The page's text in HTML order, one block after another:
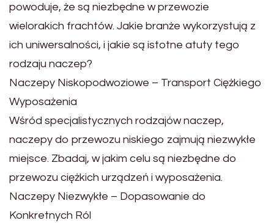
powoduje, że są niezbędne w przewozie
wielorakich frachtów. Jakie branże wykorzystują z
ich uniwersalności, i jakie są istotne atuty tego
rodzaju naczep?
Naczepy Niskopodwoziowe – Transport Ciężkiego
Wyposażenia
Wśród specjalistycznych rodzajów naczep,
naczepy do przewozu niskiego zajmują niezwykłe
miejsce. Zbadaj, w jakim celu są niezbędne do
przewozu ciężkich urządzeń i wyposażenia.
Naczepy Niezwykłe – Dopasowanie do
Konkretnych Ról